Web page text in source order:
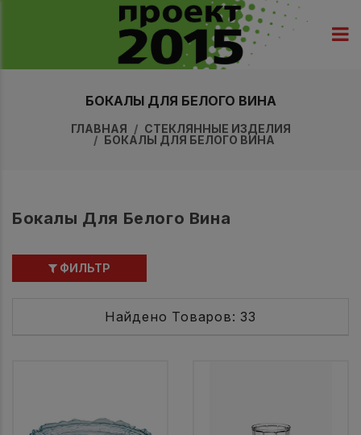
БОКАЛЫ ДЛЯ БЕЛОГО ВИНА
ГЛАВНАЯ
СТЕКЛЯННЫЕ ИЗДЕЛИЯ
БОКАЛЫ ДЛЯ БЕЛОГО ВИНА
Бокалы Для Белого Вина
ФИЛЬТР
Найдено Товаров: 33